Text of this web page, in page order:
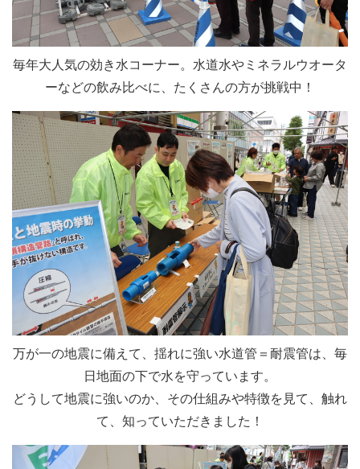
毎年大人気の効き水コーナー。水道水やミネラルウオータ
ーなどの飲み比べに、たくさんの方が挑戦中！
万が一の地震に備えて、揺れに強い水道管＝耐震管は、毎
日地面の下で水を守っています。
どうして地震に強いのか、その仕組みや特徴を見て、触れ
て、知っていただきました！